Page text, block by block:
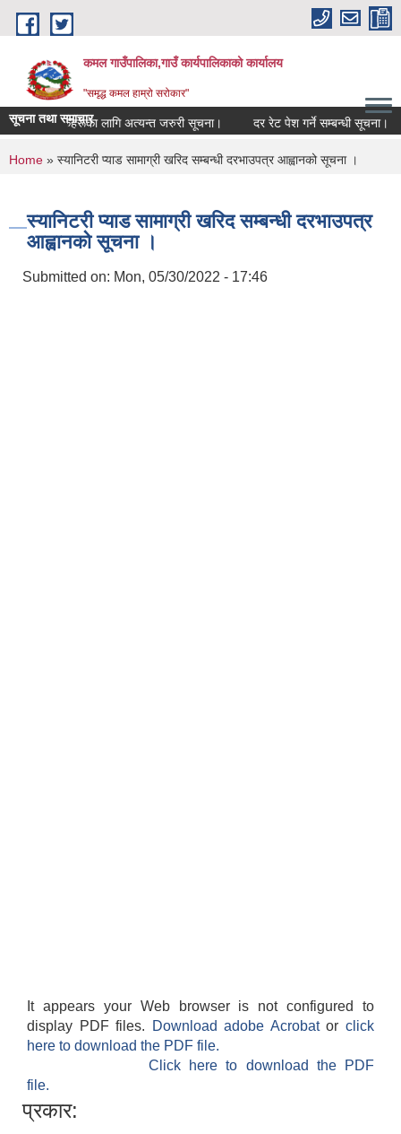
Skip to main content
कमल गाउँपालिका,गाउँ कार्यपालिकाको कार्यालय
"समृद्ध कमल हाम्रो सरोकार"
सूचना तथा समाचार
सम्बन्धी कृषकहरूका लागि अत्यन्त जरुरी सूचना। दर रेट पेश गर्ने सम्बन्धी सूचना।
You are here
Home » स्यानिटरी प्याड सामाग्री खरिद सम्बन्धी दरभाउपत्र आह्वानको सूचना ।
स्यानिटरी प्याड सामाग्री खरिद सम्बन्धी दरभाउपत्र
आह्वानको सूचना ।
Submitted on: Mon, 05/30/2022 - 17:46
It appears your Web browser is not configured to
display PDF files.
Download adobe Acrobatorclick
here to download the PDF file.
Click here to download the PDF
file.
प्रकार: